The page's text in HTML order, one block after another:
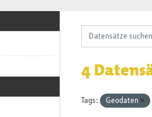
4
Tags: Geodaten